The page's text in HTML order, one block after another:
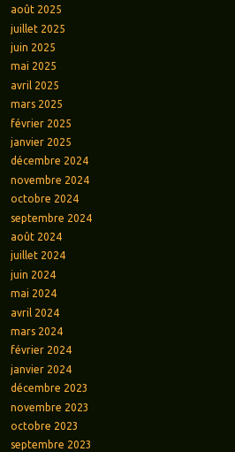
août 2025
juillet 2025
juin 2025
mai 2025
avril 2025
mars 2025
février 2025
janvier 2025
décembre 2024
novembre 2024
octobre 2024
septembre 2024
août 2024
juillet 2024
juin 2024
mai 2024
avril 2024
mars 2024
février 2024
janvier 2024
décembre 2023
novembre 2023
octobre 2023
septembre 2023